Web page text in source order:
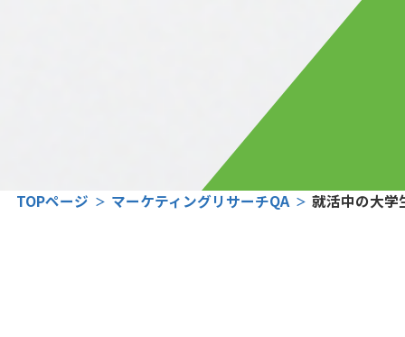
TOPページ マーケティングリサーチQA 就活中の大